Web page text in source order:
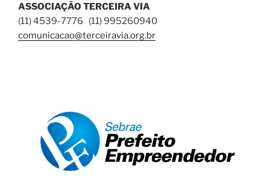
ASSOCIAÇÃO TERCEIRA VIA
(11) 4539-7776 (11) 995260940
comunicacao@terceiravia.org.br